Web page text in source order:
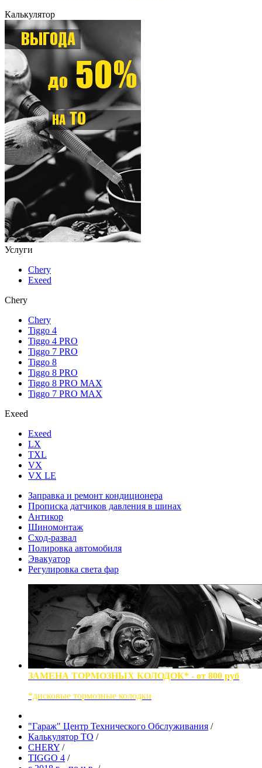
Калькулятор
Услуги
Chery
Exeed
Chery
Chery
Tiggo 4
Tiggo 4 PRO
Tiggo 7 PRO
Tiggo 8
Tiggo 8 PRO
Tiggo 8 PRO MAX
Tiggo 7 PRO MAX
Exeed
Exeed
LX
TXL
VX
VX LE
Заправка и ремонт кондиционера
Прописка датчиков давления в шинах
Антикор
Шиномонтаж
Сход-развал
Полировка автомобиля
Эвакуатор
Регулировка света фар
ЗАМЕНА ТОРМОЗНЫХ КОЛОДОК* - от 800 руб
*дисковые тормозные колодки
"Гараж" Центр Технического Обслуживания /
Калькулятор ТО /
CHERY /
TIGGO 4 /